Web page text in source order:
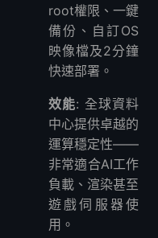
root權限、一鍵
備份、自訂OS
映像檔及2分鐘
快速部署。
效能: 全球資料
中心提供卓越的
運算穩定性——
非常適合AI工作
負載、渲染甚至
遊戲伺服器使
用。